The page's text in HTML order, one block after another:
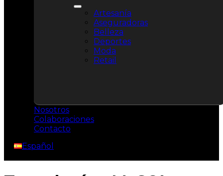
Artesanía
Aseguradoras
Belleza
Deportes
Moda
Retail
Nosotros
Colaboraciones
Contacto
Español